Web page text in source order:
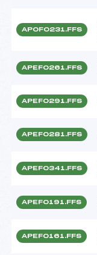
APOF0231.FFS
APEF0261.FFS
APEF0291.FFS
APEF0281.FFS
APEF0341.FFS
APEF0191.FFS
APEF0161.FFS